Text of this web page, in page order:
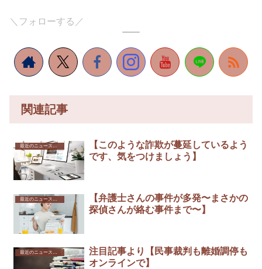
＼フォローする／
関連記事
【このような詐欺が蔓延しているよう
です、気をつけましょう】
最近のニュースから
【弁護士さんの事件が多発〜まさかの
探偵さんが絡む事件まで〜】
最近のニュースから
注目記事より【民事裁判も離婚調停も
オンラインで】